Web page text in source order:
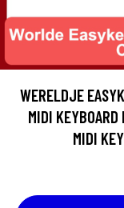
WERELDJE
MIDI
MIDI